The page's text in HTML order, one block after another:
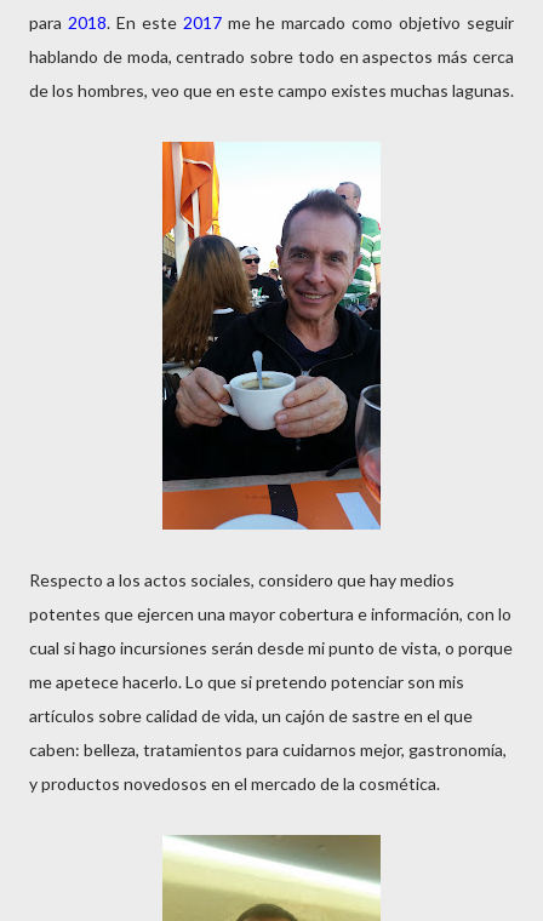
para 2018. En este 2017me he marcado como objetivo seguir
hablando de moda, centrado sobre todo en aspectos más cerca
de los hombres, veo que en este campo existes muchas lagunas.
Respecto a los actos sociales, considero que hay medios
potentes que ejercen una mayor cobertura e información, con lo
cual si hago incursiones serán desde mi punto de vista, o porque
me apetece hacerlo. Lo que si pretendo potenciar son mis
artículos sobre calidad de vida, un cajón de sastre en el que
caben: belleza, tratamientos para cuidarnos mejor, gastronomía,
y productos novedosos en el mercado de la cosmética.